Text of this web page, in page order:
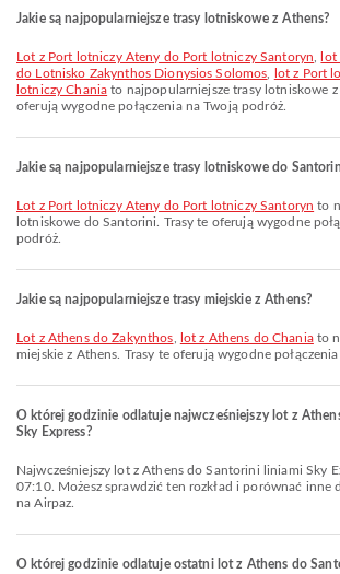
Jakie są najpopularniejsze trasy lotniskowe z Athens?
lot z Port lotniczy Ateny do Port lotniczy Santoryn
do Lotnisko Zakynthos Dionysios Solomos
lot z Port
lotniczy Chania to najpopularniejsze trasy lotniskowe z
oferują wygodne połączenia na Twoją podróż.
Jakie są najpopularniejsze trasy lotniskowe do
lot z Port lotniczy Ateny do Port lotniczy Santoryn to
lotniskowe do Santorini. Trasy te oferują wygodne
podróż.
Jakie są najpopularniejsze trasy miejskie z Athens?
lot z Athens do Zakynthos lot z Athens do Chaniato
miejskie z Athens. Trasy te oferują wygodne połączenia
O której godzinie odlatuje najwcześniejszy lot z
Sky Express?
Najwcześniejszy lot z Athens do Santorini liniami Sky Express odlatuje o
07:10. Możesz sprawdzić ten rozkład i porównać inne
na Airpaz.
O której godzinie odlatuje ostatni lot z Athens do